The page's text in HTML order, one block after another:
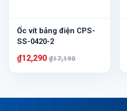
Ốc vít bảng điện CPS-
SS-0420-2
₫12,290 ₫17,190